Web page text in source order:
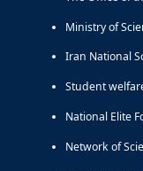
Ministry of
Iran National
Student
National Elite
Network of